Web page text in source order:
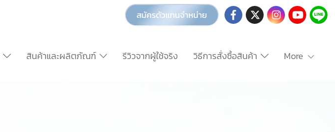
สินค้าและผลิตภัณฑ์ รีวิวจากผู้ใช้จริง วิธีการสั่งซื้อสินค้า More